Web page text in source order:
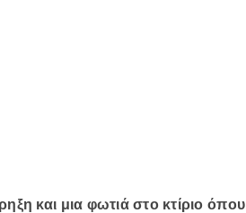
και μια φωτιά στο κτίριο όπου